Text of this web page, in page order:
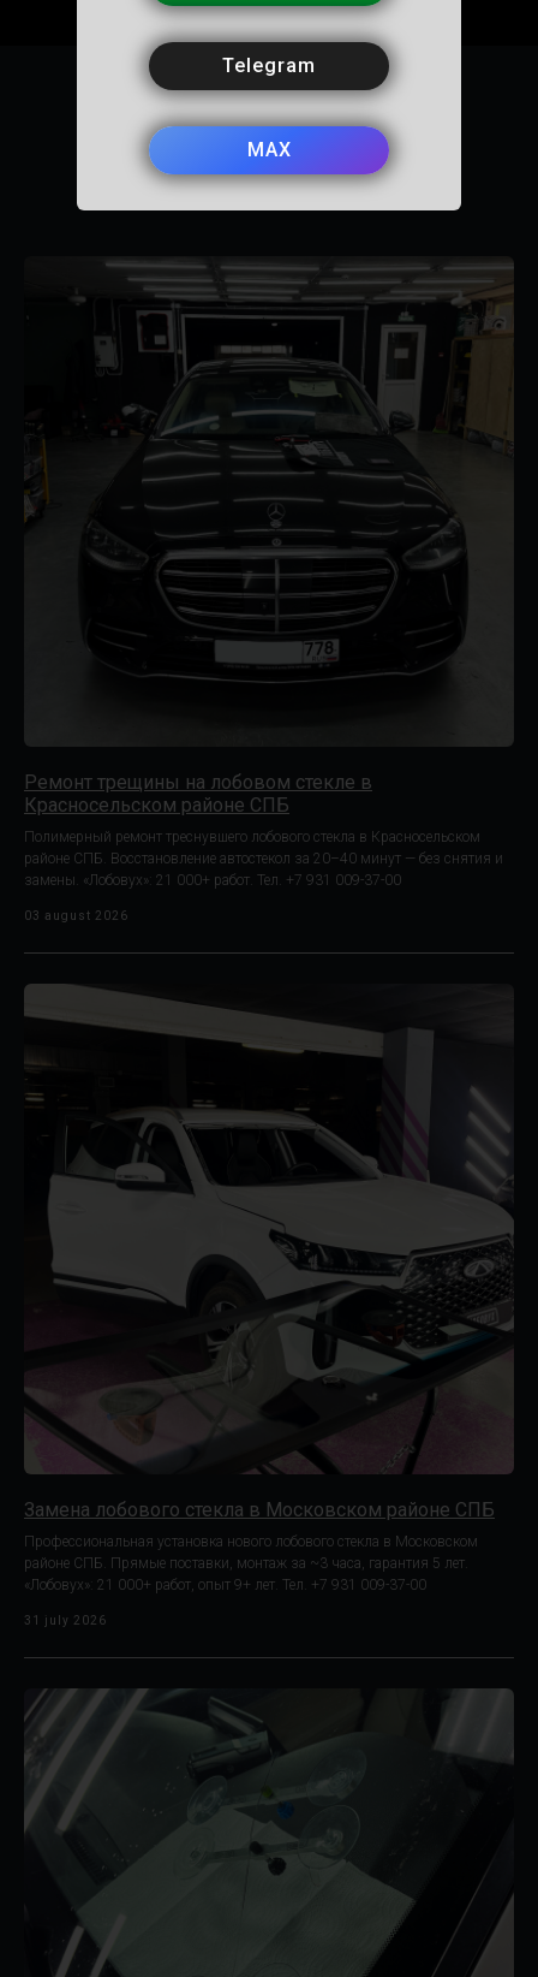
Вот прошло уже 2.5 месяца, полет
нормальный, спасибо Артему!
Публикации ремонтов
Ремонт трещины на лобовом стекле в
Красносельском районе СПБ
Полимерный ремонт треснувшего лобового стекла в Красносельском
районе СПБ. Восстановление автостекол за 20–40 минут — без снятия и
замены. «Лобовух»: 21 000+ работ. Тел. +7 931 009-37-00
03 august 2026
Замена лобового стекла в Московском районе СПБ
Профессиональная установка нового лобового стекла в Московском
районе СПБ. Прямые поставки, монтаж за ~3 часа, гарантия 5 лет.
«Лобовух»: 21 000+ работ, опыт 9+ лет. Тел. +7 931 009-37-00
31 july 2026
Telegram
MAX